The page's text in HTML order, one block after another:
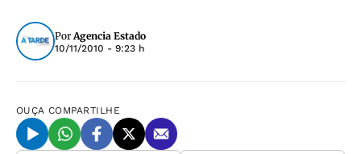
PorAgencia Estado
10/11/2010 - 9:23 h
OUÇA COMPARTILHE